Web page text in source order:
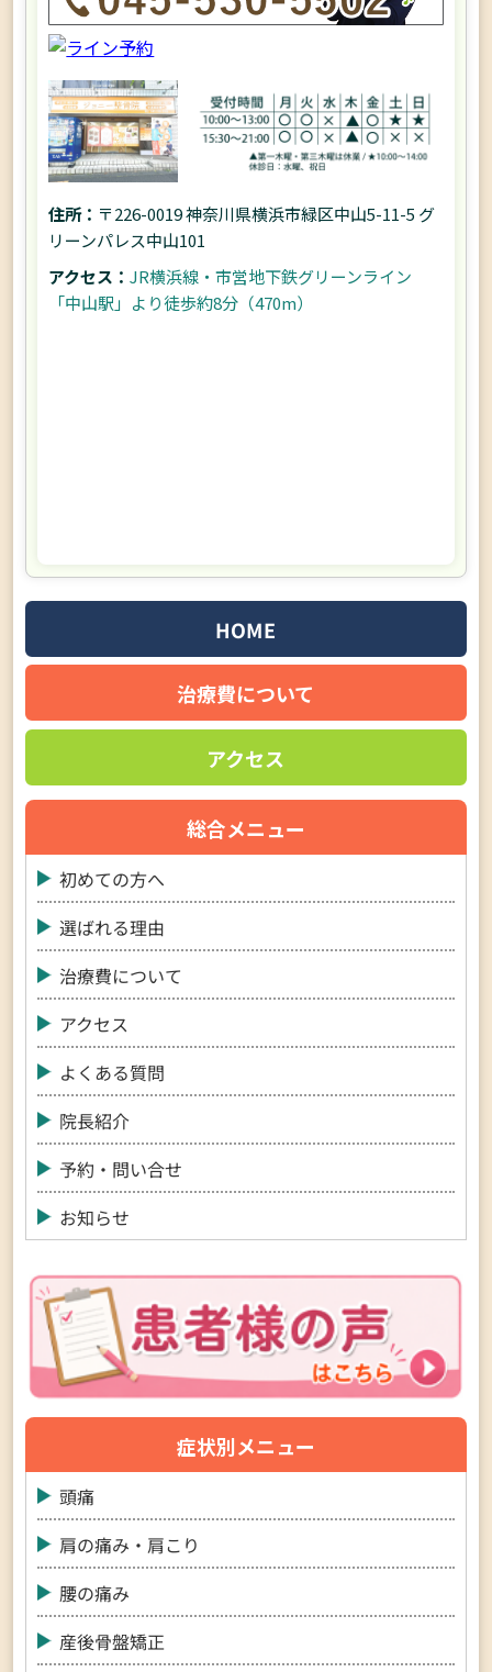
住所： 〒226-0019 神奈川県横浜市緑区中山5-11-5 グ
リーンパレス中山101
アクセス：JR横浜線・市営地下鉄グリーンライン
「中山駅」より徒歩約8分（470m）
HOME
治療費について
アクセス
総合メニュー
初めての方へ
選ばれる理由
治療費について
アクセス
よくある質問
院長紹介
予約・問い合せ
お知らせ
症状別メニュー
頭痛
肩の痛み・肩こり
腰の痛み
産後骨盤矯正